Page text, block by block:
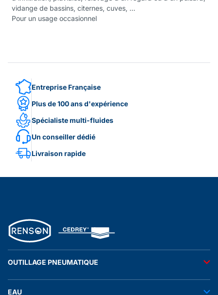
vidange de bassins, citernes, cuves, …
Pour un usage occasionnel
Entreprise Française
Plus de 100 ans d'expérience
Spécialiste multi-fluides
Un conseiller dédié
Livraison rapide
OUTILLAGE PNEUMATIQUE
Accessoires pneumatiques
EAU